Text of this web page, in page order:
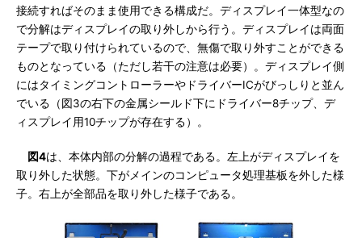
接続すればそのまま使用できる構成だ。ディスプレイ一体型なの
で分解はディスプレイの取り外しから行う。ディスプレイは両面
テープで取り付けられているので、無傷で取り外すことができる
ものとなっている（ただし若干の注意は必要）。ディスプレイ側
にはタイミングコントローラーやドライバーICがびっしりと並ん
でいる（図3の右下の金属シールド下にドライバー8チップ、デ
ィスプレイ用10チップが存在する）。
図4は、本体内部の分解の過程である。左上がディスプレイを
取り外した状態。下がメインのコンピュータ処理基板を外した様
子。右上が全部品を取り外した様子である。